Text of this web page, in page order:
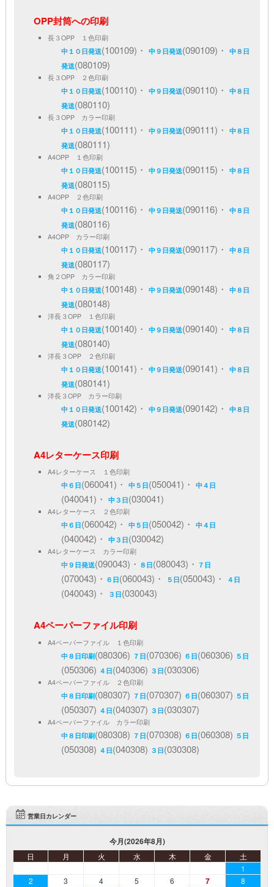
OPP封筒への印刷
長３OPP １色印刷
中１０日発送(100109)・中９日発送(090109)・中８日
発送(080109)
長３OPP ２色印刷
中１０日発送(100110)・中９日発送(090110)・中８日
発送(080110)
長３OPP カラー印刷
中１０日発送(100111)・中９日発送(090111)・中８日
発送(080111)
A4OPP １色印刷
中１０日発送(100115)・中９日発送(090115)・中８日
発送(080115)
A4OPP ２色印刷
中１０日発送(100116)・中９日発送(090116)・中８日
発送(080116)
A4OPP カラー印刷
中１０日発送(100117)・中９日発送(090117)・中８日
発送(080117)
角２OPP カラー印刷
中１０日発送(100148)・中９日発送(090148)・中８日
発送(080148)
洋長３OPP １色印刷
中１０日発送(100140)・中９日発送(090140)・中８日
発送(080140)
洋長３OPP ２色印刷
中１０日発送(100141)・中９日発送(090141)・中８日
発送(080141)
洋長３OPP カラー印刷
中１０日発送(100142)・中９日発送(090142)・中８日
発送(080142)
A4レターケース印刷
A4レターケース １色印刷
中６日(060041)・中５日(050041)・中４日
(040041)・中３日(030041)
A4レターケース ２色印刷
中６日(060042)・中５日(050042)・中４日
(040042)・中３日(030042)
A4レターケース カラー印刷
中９日発送(090043)・ ８日(080043)・ ７日
(070043)・ ６日(060043)・ ５日(050043)・ ４日
(040043)・ ３日(030043)
A4ペーパーファイル印刷
A4ペーパーファイル １色印刷
中８日印刷(080306) ７日(070306) ６日(060306) ５日
(050306) ４日(040306) ３日(030306)
A4ペーパーファイル ２色印刷
中８日印刷(080307) ７日(070307) ６日(060307) ５日
(050307) ４日(040307) ３日(030307)
A4ペーパーファイル カラー印刷
中８日印刷(080308) ７日(070308) ６日(060308) ５日
(050308) ４日(040308) ３日(030308)
営業日カレンダー
今月(2026年8月)
日 月 火 水 木 金
土
1
2
3 4 5 6 7
8